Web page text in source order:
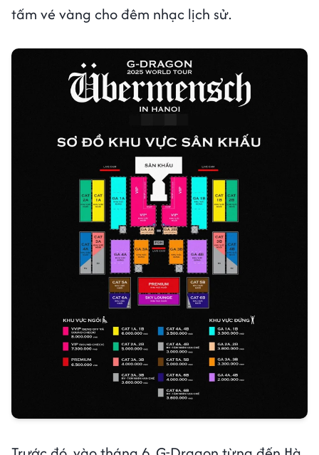
tấm vé vàng cho đêm nhạc lịch sử.